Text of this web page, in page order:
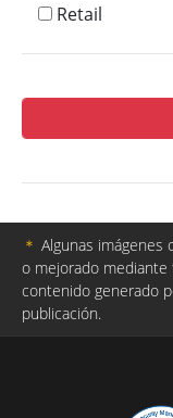
Retail
＊ Algunas imágenes
o mejorado mediante
contenido generado
publicación.